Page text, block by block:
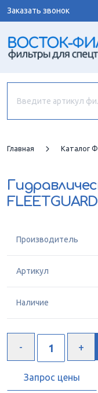
Заказать звонок
Главная Каталог
FLEETGUARD
Производитель
Артикул
Наличие
Запрос цены